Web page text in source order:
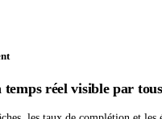
temps réel visible par tous